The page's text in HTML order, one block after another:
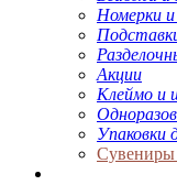
Номерки
Акции
Клеймо и
Упаковки
Сувениры